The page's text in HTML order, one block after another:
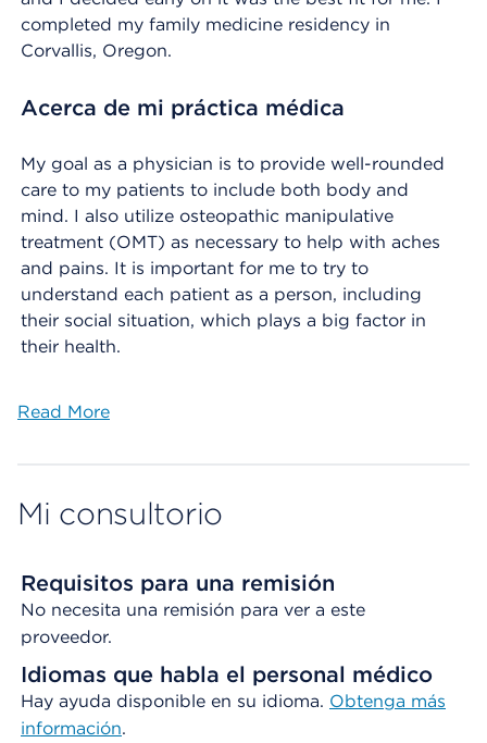
completed my family medicine residency in
Corvallis, Oregon.
Acerca de mi práctica médica
My goal as a physician is to provide well-rounded
care to my patients to include both body and
mind. I also utilize osteopathic manipulative
treatment (OMT) as necessary to help with aches
and pains. It is important for me to try to
understand each patient as a person, including
their social situation, which plays a big factor in
their health.
Read More
Mi consultorio
Requisitos para una remisión
No necesita una remisión para ver a este
proveedor.
Idiomas que habla el personal médico
Hay ayuda disponible en su idioma. Obtenga más
información.